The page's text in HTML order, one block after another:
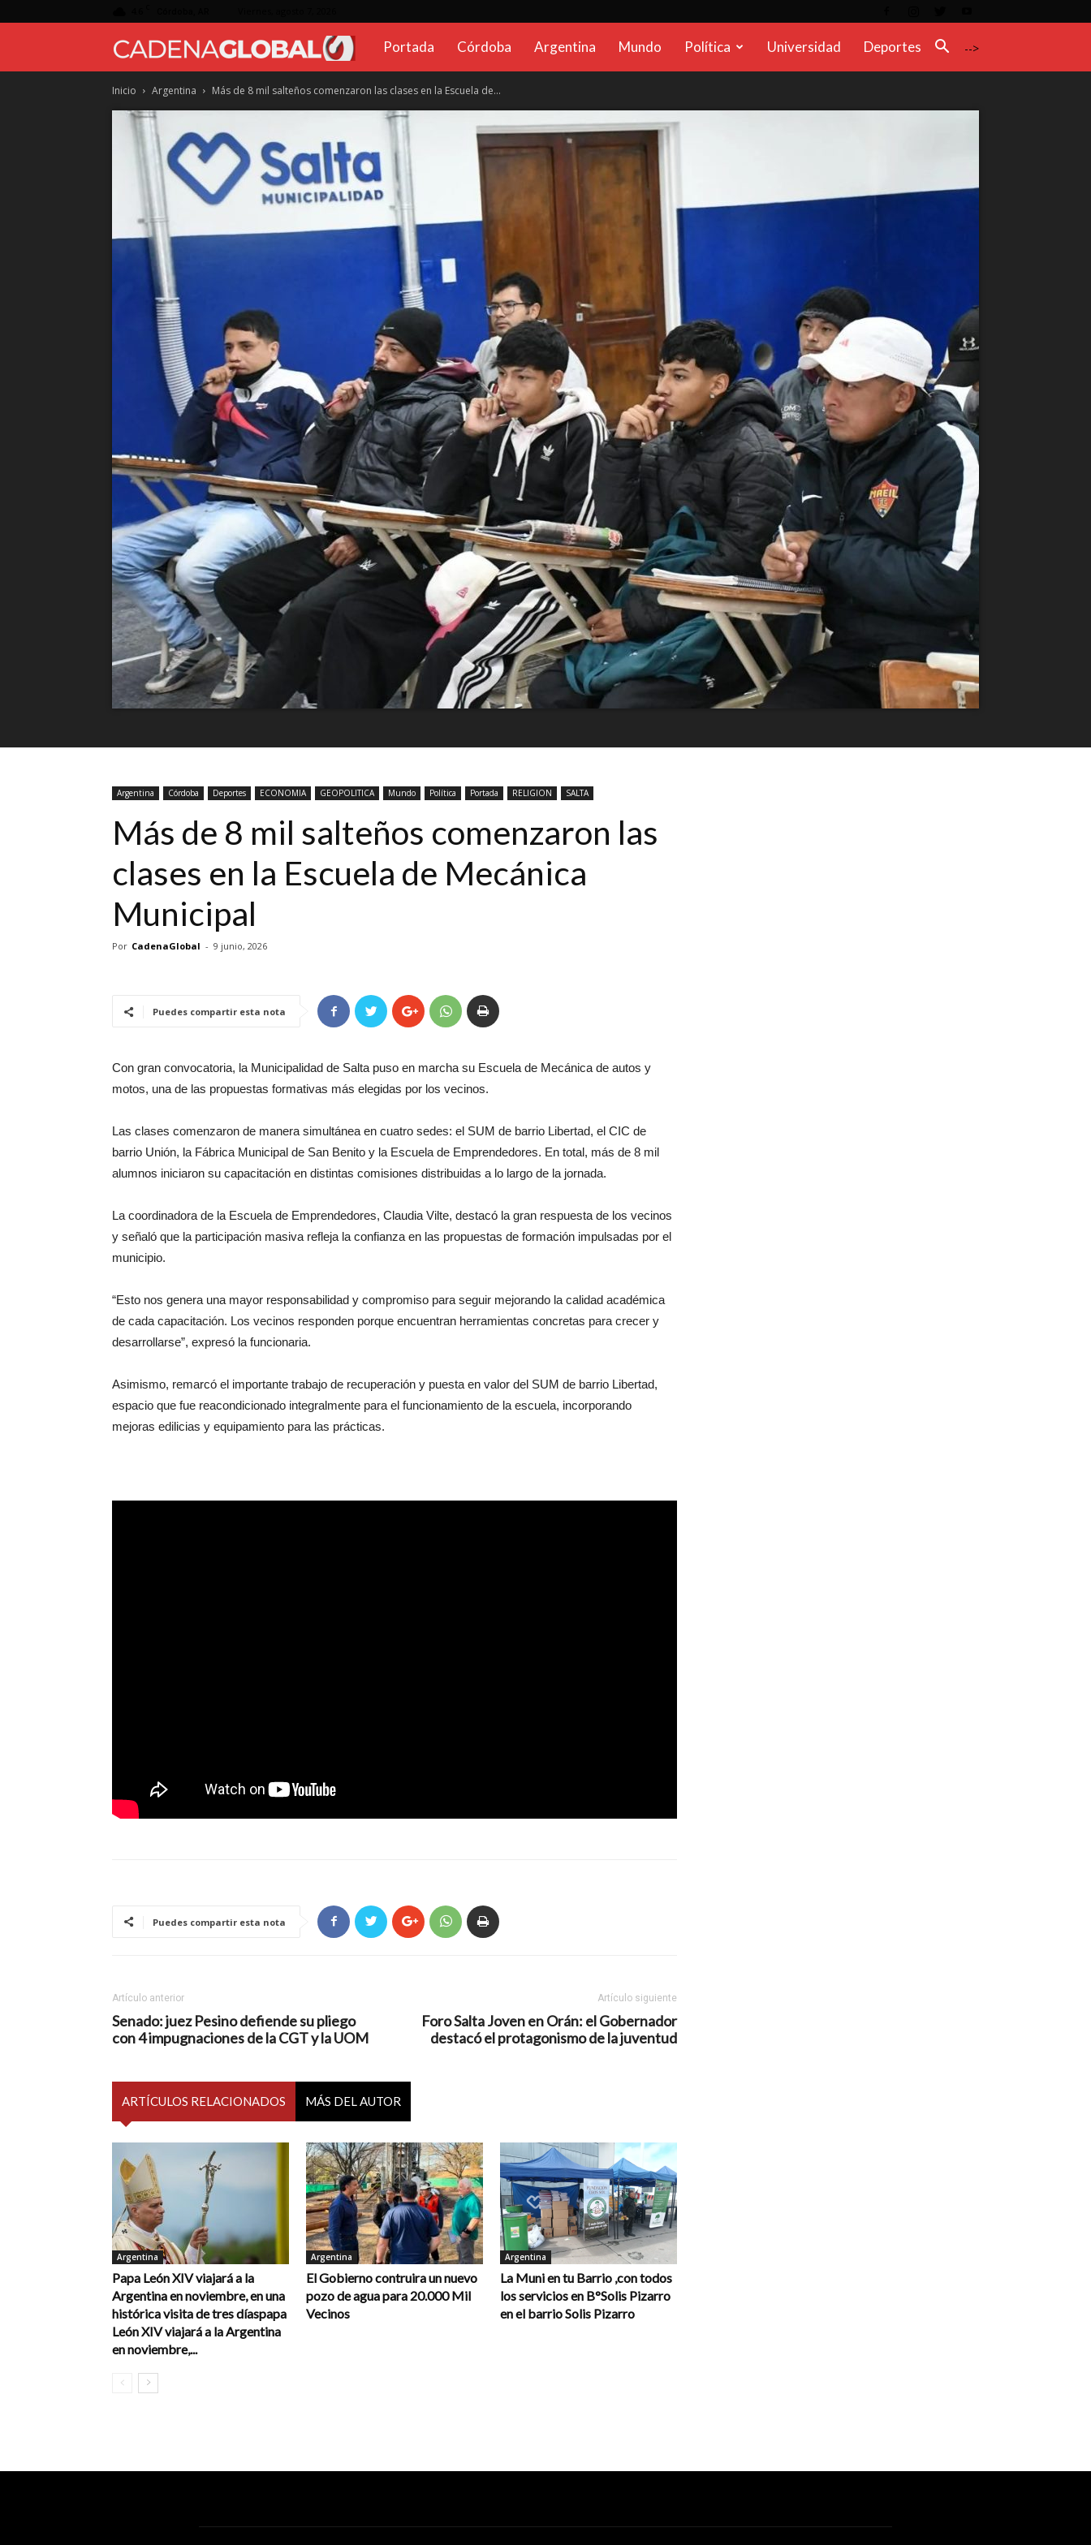
CadenaGlobal.com.ar
Portada Córdoba Argentina Mundo Política Universidad Deportes -->
Inicio Argentina Más de 8 mil salteños comenzaron las clases en la Escuela de...
Argentina Córdoba Deportes ECONOMIA GEOPOLITICA Mundo Política Portada RELIGION SALTA
Más de 8 mil salteños comenzaron las
clases en la Escuela de Mecánica
Municipal
Por CadenaGlobal - 9 junio, 2026
Puedes compartir esta nota
Con gran convocatoria, la Municipalidad de Salta puso en marcha su Escuela de Mecánica de autos y
motos, una de las propuestas formativas más elegidas por los vecinos.
Las clases comenzaron de manera simultánea en cuatro sedes: el SUM de barrio Libertad, el CIC de
barrio Unión, la Fábrica Municipal de San Benito y la Escuela de Emprendedores. En total, más de 8 mil
alumnos iniciaron su capacitación en distintas comisiones distribuidas a lo largo de la jornada.
La coordinadora de la Escuela de Emprendedores, Claudia Vilte, destacó la gran respuesta de los vecinos
y señaló que la participación masiva refleja la confianza en las propuestas de formación impulsadas por el
municipio.
“Esto nos genera una mayor responsabilidad y compromiso para seguir mejorando la calidad académica
de cada capacitación. Los vecinos responden porque encuentran herramientas concretas para crecer y
desarrollarse”, expresó la funcionaria.
Asimismo, remarcó el importante trabajo de recuperación y puesta en valor del SUM de barrio Libertad,
espacio que fue reacondicionado integralmente para el funcionamiento de la escuela, incorporando
mejoras edilicias y equipamiento para las prácticas.
Puedes compartir esta nota
Artículo anterior
Senado: juez Pesino defiende su pliego
con 4 impugnaciones de la CGT y la UOM
Artículo siguiente
Foro Salta Joven en Orán: el Gobernador
destacó el protagonismo de la juventud
ARTÍCULOS RELACIONADOS MÁS DEL AUTOR
Argentina
Papa León XIV viajará a la
Argentina en noviembre, en una
histórica visita de tres díaspapa
León XIV viajará a la Argentina
en noviembre,...
Argentina
El Gobierno contruira un nuevo
pozo de agua para 20.000 Mil
Vecinos
Argentina
La Muni en tu Barrio ,con todos
los servicios en B°Solis Pizarro
en el barrio Solis Pizarro